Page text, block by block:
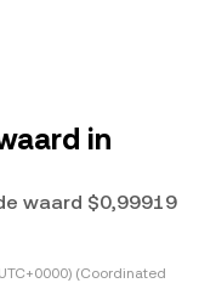
in
waard $0,99919
(Coordinated